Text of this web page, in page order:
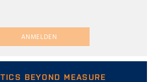
ANMELDEN
BEYOND MEASURE